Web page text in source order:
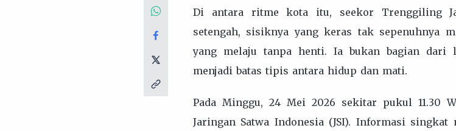
Di antara ritme kota itu, seekor Trenggiling
setengah, sisiknya yang keras tak sepenuhnya
yang melaju tanpa henti. Ia bukan bagian
menjadi batas tipis antara hidup dan mati.
Pada Minggu, 24 Mei 2026 sekitar pukul 11.30
Jaringan Satwa Indonesia (JSI). Informasi